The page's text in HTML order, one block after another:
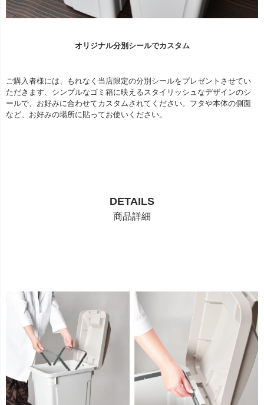
オリジナル分別シールでカスタム
ご購入者様には、もれなく当店限定の分別シールをプレゼントさせてい
ただきます、シンプルなゴミ箱に映えるスタイリッシュなデザインのシ
ールで、お好みに合わせてカスタムされてください。フタや本体の側面
など、お好みの場所に貼ってお使いください。
DETAILS
商品詳細